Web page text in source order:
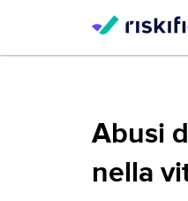
Abusi
nella